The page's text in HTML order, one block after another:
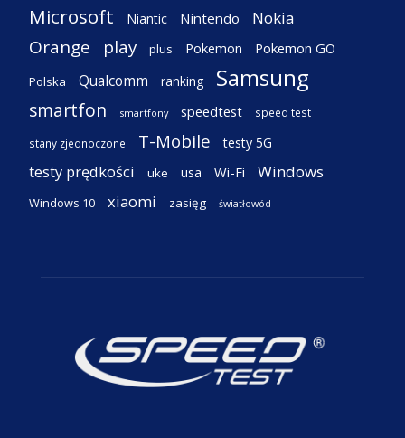
Microsoft Niantic Nintendo Nokia
Orange play plus Pokemon Pokemon GO
Polska Qualcomm ranking Samsung
smartfon smartfony speedtest speed test
stany zjednoczone T-Mobile testy 5G
testy prędkości uke usa Wi-Fi Windows
Windows 10 xiaomi zasięg światłowód